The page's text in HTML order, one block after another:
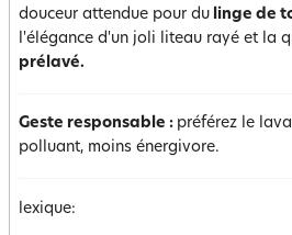
douceur attendue pour du linge de
l'élégance d'un joli liteau rayé et la
prélavé.
Geste responsable : préférez le
polluant, moins énergivore.
lexique: